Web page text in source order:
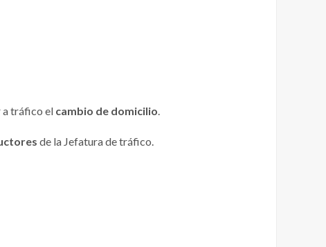
a tráfico el cambio de domicilio.
de la Jefatura de tráfico.